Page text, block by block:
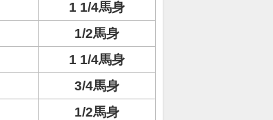
1 1/4馬身
1/2馬身
1 1/4馬身
3/4馬身
1/2馬身